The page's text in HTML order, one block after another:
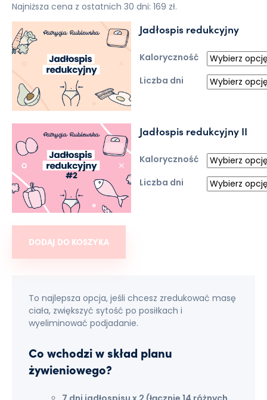
Najniższa cena z ostatnich 30 dni: 169 zł.
Jadłospis redukcyjny
Kaloryczność
Liczba dni
Jadłospis redukcyjny II
Kaloryczność
Liczba dni
DODAJ DO KOSZYKA
To najlepsza opcja, jeśli chcesz zredukować masę
ciała, zwiększyć sytość po posiłkach i
wyeliminować podjadanie.
Co wchodzi w skład planu
żywieniowego?